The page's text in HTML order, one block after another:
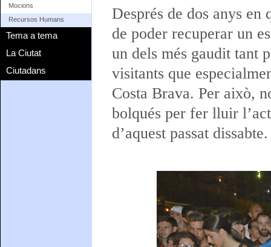
Mocions
Recursos Humans
Tema a tema
La Ciutat
Ciutadans
Després de dos anys
de poder recuperar un
un dels més gaudit tant
visitants que
Costa Brava. Per això,
bolqués per fer lluir
d’aquest passat dissabte.